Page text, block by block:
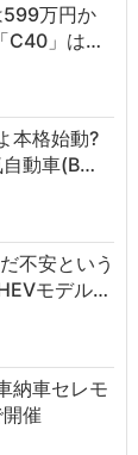
599万円か
C40」は…
本格始動?
自動車(B…
不安という
モデル…
納車セレモ
催